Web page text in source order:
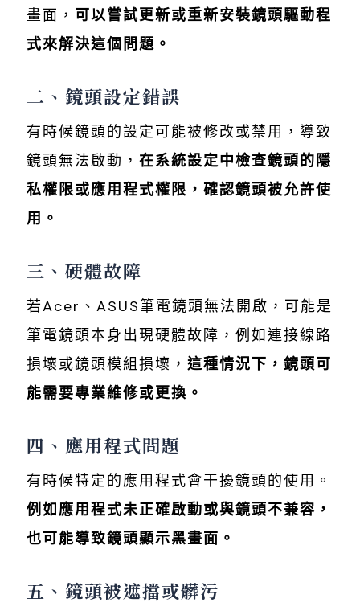
畫面， 可以嘗試更新或重新安裝鏡頭驅動程
式來解決這個問題。
二、鏡頭設定錯誤
有時候鏡頭的設定可能被修改或禁用，導致
鏡頭無法啟動， 在系統設定中檢查鏡頭的隱
私權限或應用程式權限，確認鏡頭被允許使
用。
三、硬體故障
若Acer、ASUS筆電鏡頭無法開啟，可能是
筆電鏡頭本身出現硬體故障，例如連接線路
損壞或鏡頭模組損壞， 這種情況下，鏡頭可
能需要專業維修或更換。
四、應用程式問題
有時候特定的應用程式會干擾鏡頭的使用。
例如應用程式未正確啟動或與鏡頭不兼容，
也可能導致鏡頭顯示黑畫面。
五、鏡頭被遮擋或髒污